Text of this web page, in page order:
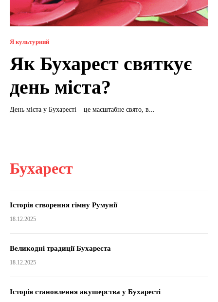
Я культурний
Як Бухарест святкує
день міста?
День міста у Бухаресті – це масштабне свято, в...
Бухарест
Історія створення гімну Румунії
18.12.2025
Великодні традиції Бухареста
18.12.2025
Історія становлення акушерства у Бухаресті